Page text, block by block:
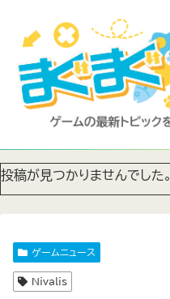
投稿が見つかりませんでした。
ゲームニュース
Nivalis